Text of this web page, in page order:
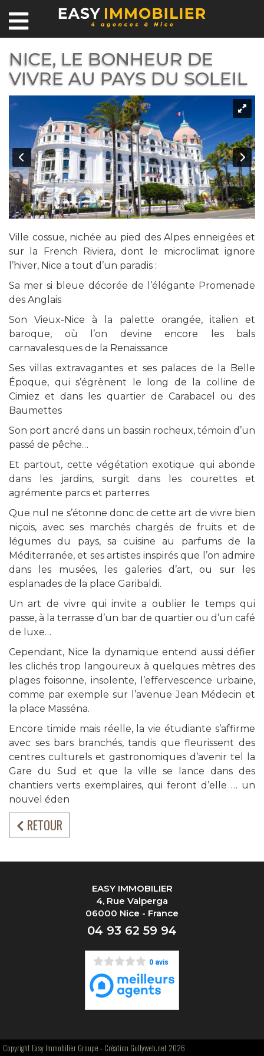
NICE, LE BONHEUR DE
VIVRE AU PAYS DU SOLEIL
Ville cossue, nichée au pied des Alpes enneigées et
sur la French Riviera, dont le microclimat ignore
l’hiver, Nice a tout d’un paradis :
Sa mer si bleue décorée de l’élégante Promenade
des Anglais
Son Vieux-Nice à la palette orangée, italien et
baroque, où l’on devine encore les bals
carnavalesques de la Renaissance
Ses villas extravagantes et ses palaces de la Belle
Époque, qui s’égrènent le long de la colline de
Cimiez et dans les quartier de Carabacel ou des
Baumettes
Son port ancré dans un bassin rocheux, témoin d’un
passé de pêche…
Et partout, cette végétation exotique qui abonde
dans les jardins, surgit dans les courettes et
agrémente parcs et parterres.
Que nul ne s’étonne donc de cette art de vivre bien
niçois, avec ses marchés chargés de fruits et de
légumes du pays, sa cuisine au parfums de la
Méditerranée, et ses artistes inspirés que l’on admire
dans les musées, les galeries d’art, ou sur les
esplanades de la place Garibaldi.
Un art de vivre qui invite a oublier le temps qui
passe, à la terrasse d’un bar de quartier ou d’un café
de luxe…
Cependant, Nice la dynamique entend aussi défier
les clichés trop langoureux à quelques mètres des
plages foisonne, insolente, l’effervescence urbaine,
comme par exemple sur l’avenue Jean Médecin et
la place Masséna.
Encore timide mais réelle, la vie étudiante s’affirme
avec ses bars branchés, tandis que fleurissent des
centres culturels et gastronomiques d’avenir tel la
Gare du Sud et que la ville se lance dans des
chantiers verts exemplaires, qui feront d’elle … un
nouvel éden
RETOUR
EASY IMMOBILIER
4, Rue Valperga
06000 Nice - France
04 93 62 59 94
0 avis
Copyright Easy Immobilier Groupe - Création Gullyweb.net 2026